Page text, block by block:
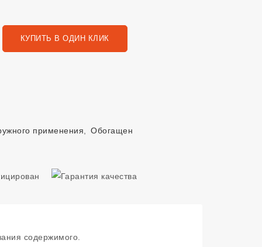
КУПИТЬ В ОДИН КЛИК
применения
Обогащен
содержимого.